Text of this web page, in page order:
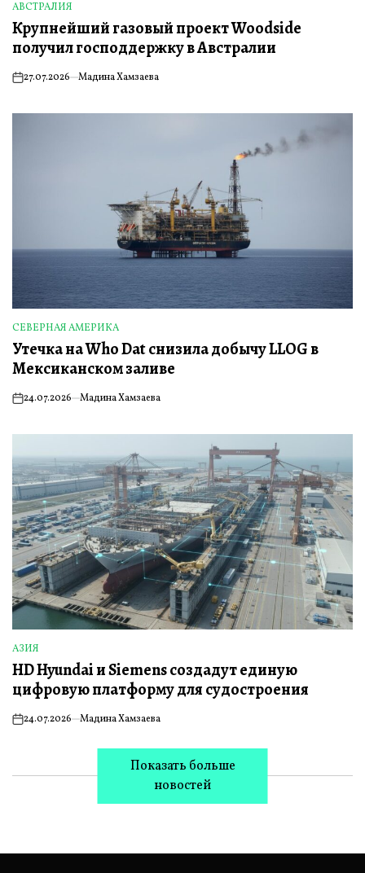
ОПУБЛИКОВАНО
В
АВСТРАЛИЯ
Крупнейший газовый проект Woodside
получил господдержку в Австралии
on27.07.2026 Мадина Хамзаева
ОПУБЛИКОВАНО
В
СЕВЕРНАЯ АМЕРИКА
Утечка на Who Dat снизила добычу LLOG в
Мексиканском заливе
on24.07.2026 Мадина Хамзаева
ОПУБЛИКОВАНО
В
АЗИЯ
HD Hyundai и Siemens создадут единую
цифровую платформу для судостроения
on24.07.2026 Мадина Хамзаева
Показать больше
новостей